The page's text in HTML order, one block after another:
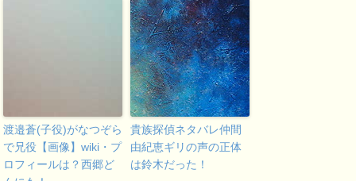
渡邉蒼(子役)がなつぞら
で兄役【画像】wiki・プ
ロフィールは？西郷ど
貴族探偵ネタバレ仲間
由紀恵ギリの声の正体
は鈴木だった！